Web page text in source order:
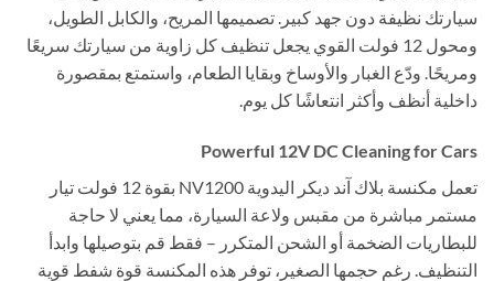
سيارتك نظيفة دون جهد كبير. تصميمها المريح، والكابل الطويل،
ومحول 12 فولت القوي يجعل تنظيف كل زاوية من سيارتك سريعًا
ومريحًا. ودّع الغبار والأوساخ وبقايا الطعام، واستمتع بمقصورة
داخلية أنظف وأكثر انتعاشًا كل يوم.
Powerful 12V DC Cleaning for Cars
تعمل مكنسة بلاك آند ديكر اليدوية NV1200 بقوة 12 فولت تيار
مستمر مباشرة من مقبس ولاعة السيارة، مما يعني لا حاجة
للبطاريات الضخمة أو الشحن المتكرر – فقط قم بتوصيلها وابدأ
التنظيف. رغم حجمها الصغير، توفر هذه المكنسة قوة شفط قوية